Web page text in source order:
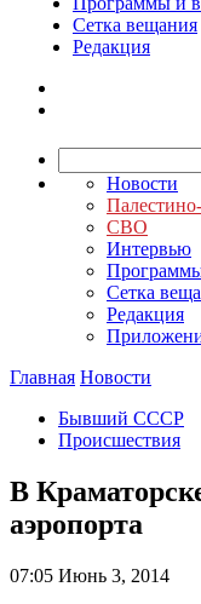
Сетка вещания
Редакция
Новости
СВО
Интервью
Сетка
Редакция
Главная Новости
Бывший СССР
Происшествия
В
аэропорта
07:05 Июнь 3, 2014